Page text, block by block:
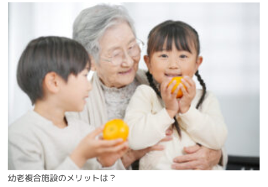
幼老複合施設のメリットは？